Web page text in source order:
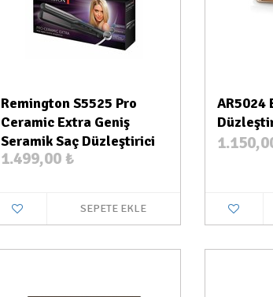
Remington S5525 Pro
Ceramic Extra Geniş
Seramik Saç Düzleştirici
1.499,00 ₺
SEPETE EKLE
AR5024